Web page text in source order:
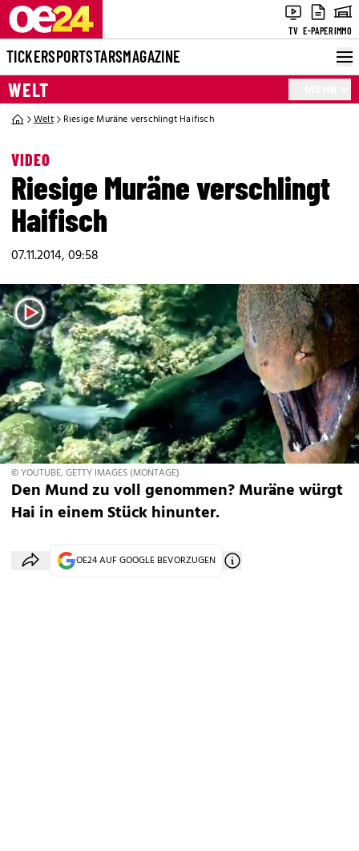
TV E-PAPERIMMO
TICKERSPORTSTARSMAGAZINE
WELT
Welt Riesige Muräne verschlingt Haifisch
VIDEO
Riesige Muräne verschlingt
Haifisch
07.11.2014, 09:58
© YOUTUBE, GETTY IMAGES (MONTAGE)
Den Mund zu voll genommen? Muräne würgt
Hai in einem Stück hinunter.
OE24 AUF GOOGLE BEVORZUGEN